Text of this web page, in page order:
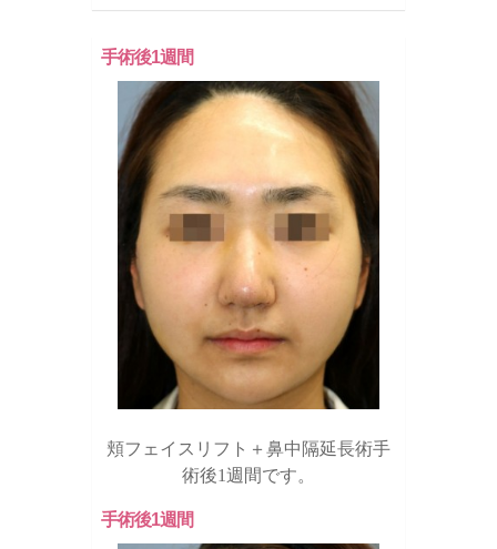
手術後1週間
頬フェイスリフト＋鼻中隔延長術手
術後1週間です。
手術後1週間